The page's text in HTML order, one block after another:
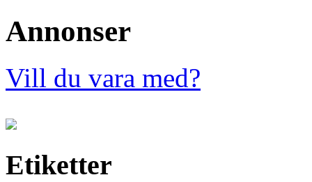
Annonser
Vill du vara med?
Etiketter